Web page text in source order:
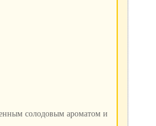
солодовым ароматом и